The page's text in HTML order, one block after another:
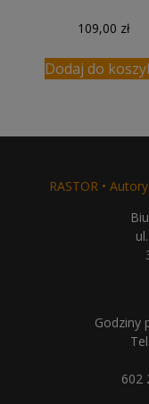
109,00 zł
Dodaj do
RASTOR •
Godziny
602